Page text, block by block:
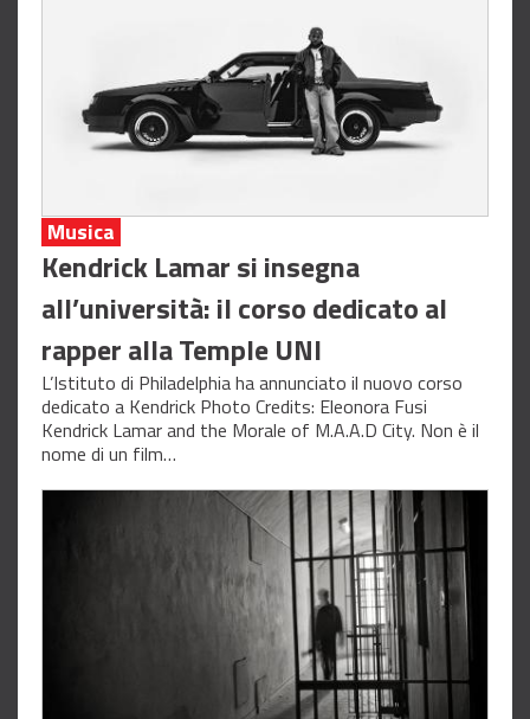
Musica
Kendrick Lamar si insegna
all’università: il corso dedicato al
rapper alla Temple UNI
L’Istituto di Philadelphia ha annunciato il nuovo corso
dedicato a Kendrick Photo Credits: Eleonora Fusi
Kendrick Lamar and the Morale of M.A.A.D City. Non è il
nome di un film…